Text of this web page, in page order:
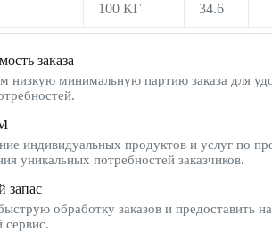
100 КГ 34.6
заказа
низкую минимальную партию заказа для
индивидуальных продуктов и услуг по
уникальных потребностей заказчиков.
запас
обработку заказов и предоставить
сервис.